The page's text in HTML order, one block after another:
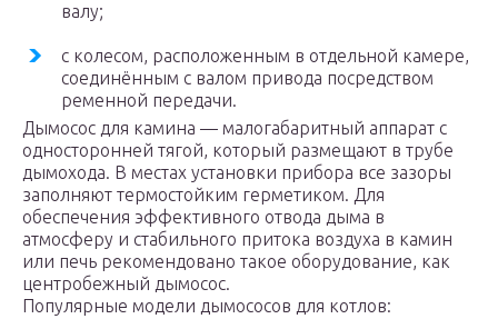
валу;
с колесом, расположенным в отдельной камере,
соединённым с валом привода посредством
ременной передачи.
Дымосос для камина — малогабаритный аппарат с
односторонней тягой, который размещают в трубе
дымохода. В местах установки прибора все зазоры
заполняют термостойким герметиком. Для
обеспечения эффективного отвода дыма в
атмосферу и стабильного притока воздуха в камин
или печь рекомендовано такое оборудование, как
центробежный дымосос.
Популярные модели дымососов для котлов: